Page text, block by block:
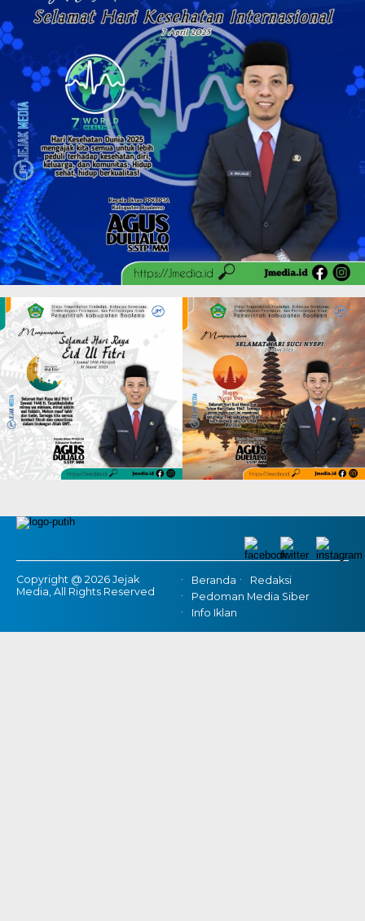
Copyright @ 2026 Jejak
Media, All Rights Reserved
Beranda
Redaksi
Pedoman Media Siber
Info Iklan